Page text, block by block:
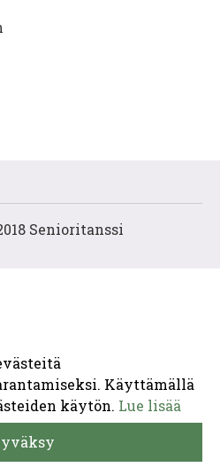
Senioritanssi
Käyttämällä
käytön. Lue lisää